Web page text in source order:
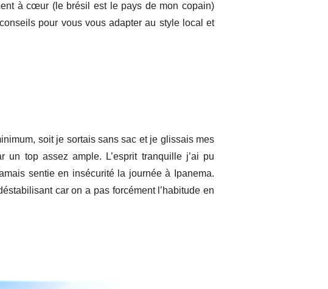
à cœur (le brésil est le pays de mon copain)
pour vous vous adapter au style local et
soit je sortais sans sac et je glissais mes
top assez ample. L’esprit tranquille j’ai pu
sentie en insécurité la journée à Ipanema.
car on a pas forcément l’habitude en